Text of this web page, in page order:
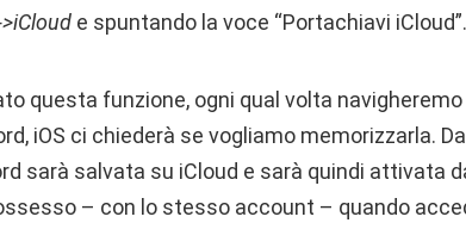
e spuntando la voce “Portachiavi iCloud”.
questa funzione, ogni qual volta
iOS ci chiederà se vogliamo memorizzarla.
sarà salvata su iCloud e sarà quindi attivata
– con lo stesso account – quando